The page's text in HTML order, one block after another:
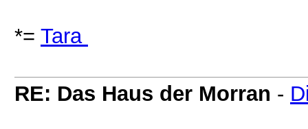
*= Tara
RE: Das Haus der Morran -